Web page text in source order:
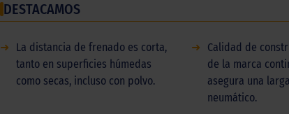
DESTACAMOS
➜
La distancia de frenado es corta,
tanto en superficies húmedas
como secas, incluso con polvo.
➜
Calidad de
de la marca
asegura una
neumático.